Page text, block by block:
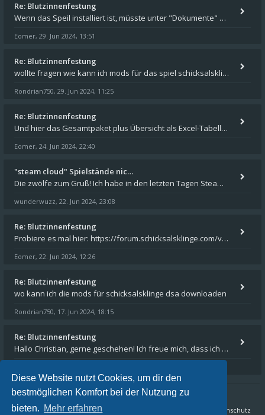
Diese Website nutzt Cookies, um dir den
bestmöglichen Komfort bei der Nutzung zu
bieten. Mehr erfahren
Re: Blutzinnenfestung
Wenn das Speil installiert ist, müsste unter "Dokumente" auf Deinem Rechner ein Verzeichnis "blade of destiny" sein. Dar
Eomer, 29. Jun 2024, 13:51
Re: Blutzinnenfestung
wollte fragen wie kann ich mods für das spiel schicksalsklinge in das spieleverzeichnis kopieren und in welches
Rondrian750, 29. Jun 2024, 11:25
Re: Blutzinnenfestung
Und hier das Gesamtpaket plus Übersicht als Excel-Tabelle: https://forum.schicksalsklinge.com/viewtopic.php?f=239&t=156
Eomer, 24. Jun 2024, 22:40
"steam cloud" Spielstände nic…
Die zwölfe zum Gruß! Ich habe in den letzten Tagen Steam auf meinem Desktop PC mit Windows 11 installiert und über Steam
wunderwuzz, 22. Jun 2024, 23:08
Re: Blutzinnenfestung
Probiere es mal hier: https://forum.schicksalsklinge.com/viewtopic.php?f=239&t=15661
Eomer, 22. Jun 2024, 12:26
Re: Blutzinnenfestung
wo kann ich die mods für schicksalsklinge dsa downloaden
Rondrian750, 17. Jun 2024, 18:15
Re: Blutzinnenfestung
Hallo Christian, gerne geschehen! Ich freue mich, dass ich Dir weiterhelfen konnte - und das Forum weiter "lebt". Denn
Sternenschweif.com Nordlandtrilogie Forum Datenschutz